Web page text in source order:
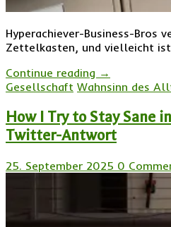
Hyperachiever-Business-Bros
Zettelkasten, und vielleicht
Continue reading →
Gesellschaft Wahnsinn des
How I Try to Stay Sane
Twitter-Antwort
25. September 2025 0